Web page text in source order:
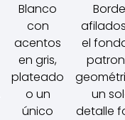
Blanco
con
acentos
en gris,
plateado
o un
único
el
un
detalle